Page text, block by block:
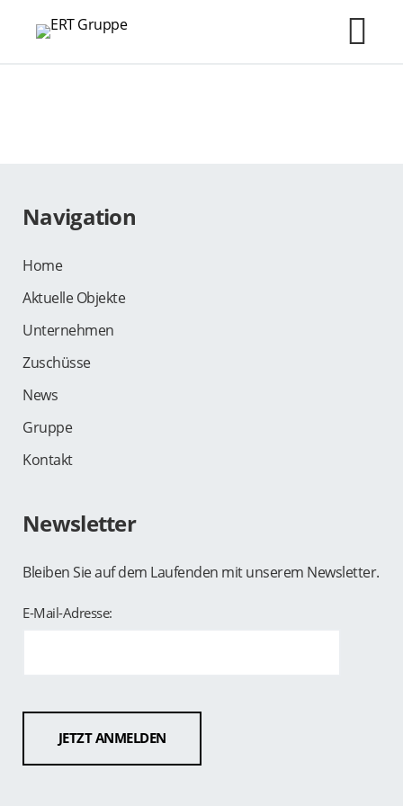
ERT Gruppe
Search
for:
Navigation
Home
Aktuelle Objekte
Unternehmen
Zuschüsse
News
Gruppe
Kontakt
Newsletter
Bleiben Sie auf dem Laufenden mit unserem Newsletter.
E-Mail-Adresse: